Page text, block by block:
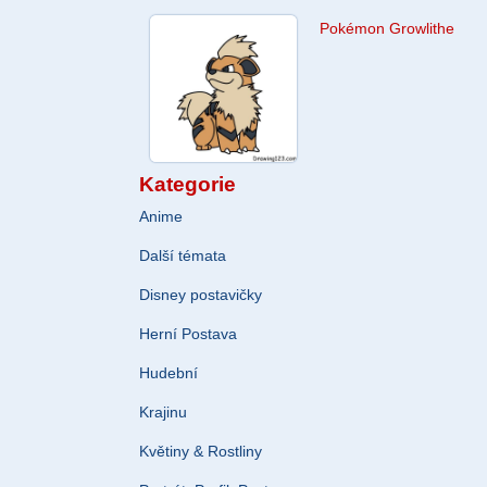
Pokémon Growlithe
Kategorie
Anime
Další témata
Disney postavičky
Herní Postava
Hudební
Krajinu
Květiny & Rostliny